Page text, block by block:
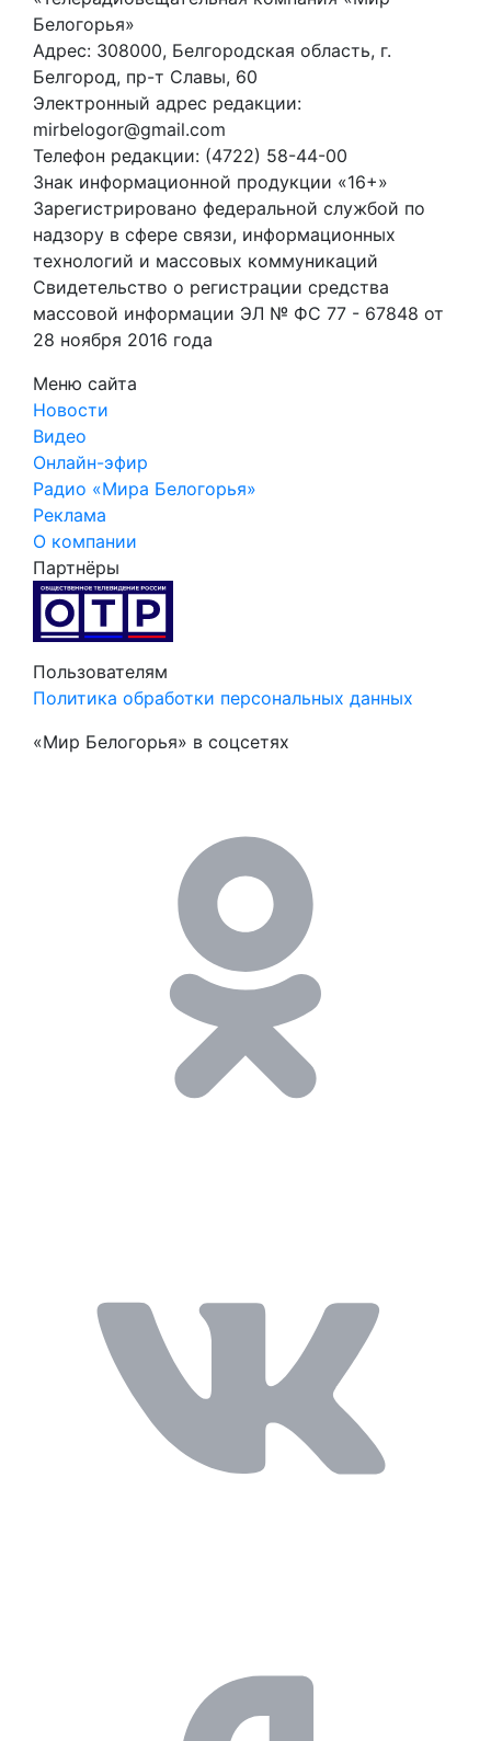
Белогорья»
Адрес: 308000, Белгородская область, г.
Белгород, пр-т Славы, 60
Электронный адрес редакции:
mirbelogor@gmail.com
Телефон редакции: (4722) 58-44-00
Знак информационной продукции «16+»
Зарегистрировано федеральной службой по
надзору в сфере связи, информационных
технологий и массовых коммуникаций
Свидетельство о регистрации средства
массовой информации ЭЛ № ФС 77 - 67848 от
28 ноября 2016 года
Меню сайта
Новости
Видео
Онлайн-эфир
Радио «Мира Белогорья»
Реклама
О компании
Партнёры
Пользователям
Политика обработки персональных данных
«Мир Белогорья» в соцсетях